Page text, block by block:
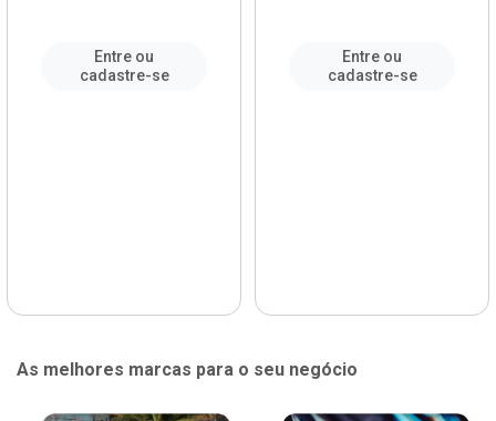
Entre ou
cadastre-se
Entre ou
cadastre-se
As melhores marcas para o seu negócio